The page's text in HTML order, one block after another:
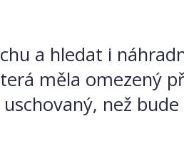
a hledat i
měla omezený
než